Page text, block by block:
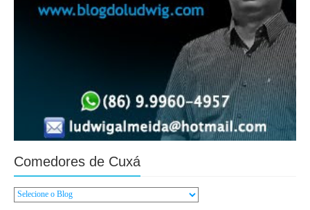
Comedores de Cuxá